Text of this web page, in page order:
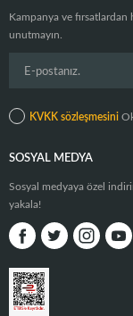
Kampanya ve
unutmayın.
KVKK sözleşmesini
SOSYAL MEDYA
Sosyal medyaya özel
yakala!